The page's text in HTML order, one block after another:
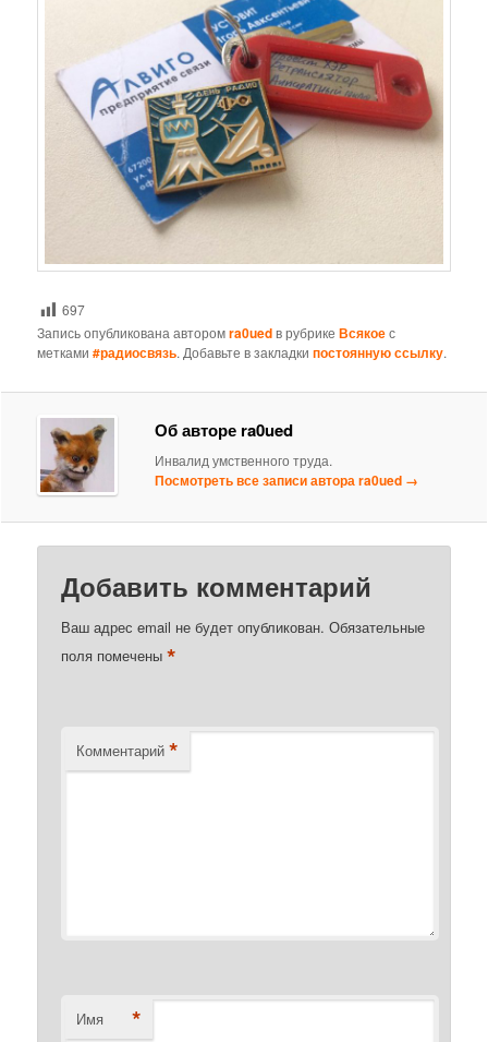
697
Запись опубликована авторомra0uedв рубрикеВсякоес
метками#радиосвязь. Добавьте в закладкипостоянную ссылку.
Об авторе ra0ued
Инвалид умственного труда.
Посмотреть все записи автора ra0ued →
Добавить комментарий
Ваш адрес email не будет опубликован. Обязательные
поля помечены*
Комментарий *
Имя *